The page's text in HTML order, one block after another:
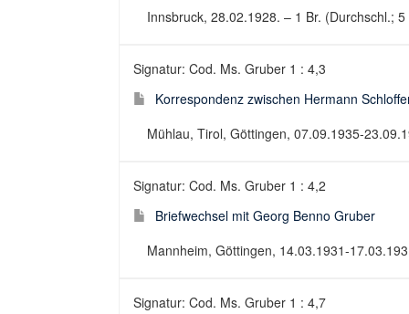
Innsbruck, 28.02.1928. – 1 Br. (Durchschl.;
Signatur: Cod. Ms. Gruber 1 : 4,3
Korrespondenz zwischen Hermann
Mühlau, Tirol, Göttingen, 07.09.1935-
Signatur: Cod. Ms. Gruber 1 : 4,2
Briefwechsel mit Georg Benno Gruber
Mannheim, Göttingen, 14.03.1931-
Signatur: Cod. Ms. Gruber 1 : 4,7